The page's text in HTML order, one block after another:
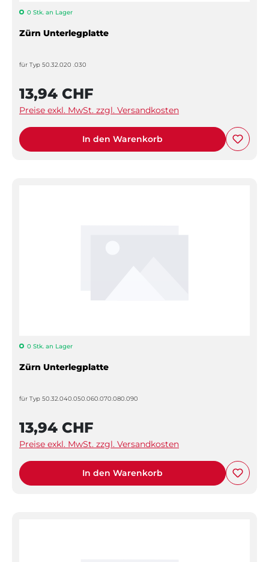
0 Stk. an Lager
Zürn Unterlegplatte
für Typ 50.32.020 .030
13,94 CHF
Preise exkl. MwSt. zzgl. Versandkosten
In den Warenkorb
0 Stk. an Lager
Zürn Unterlegplatte
für Typ 50.32.040.050.060.070.080.090
13,94 CHF
Preise exkl. MwSt. zzgl. Versandkosten
In den Warenkorb